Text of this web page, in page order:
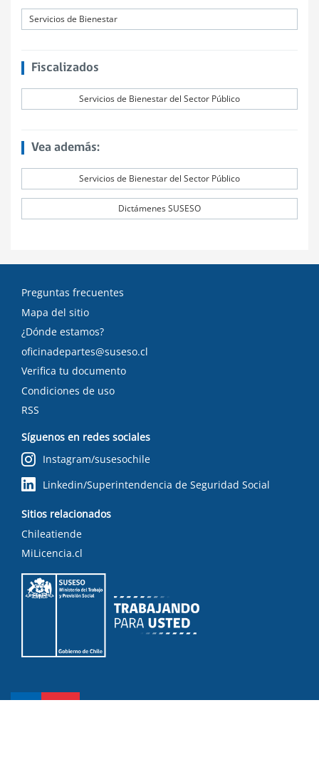
Servicios de Bienestar
Fiscalizados
Servicios de Bienestar del Sector Público
Vea además:
Servicios de Bienestar del Sector Público
Dictámenes SUSESO
Preguntas frecuentes
Mapa del sitio
¿Dónde estamos?
oficinadepartes@suseso.cl
Verifica tu documento
Condiciones de uso
RSS
Síguenos en redes sociales
Instagram/susesochile
Linkedin/Superintendencia de Seguridad Social
Sitios relacionados
Chileatiende
MiLicencia.cl